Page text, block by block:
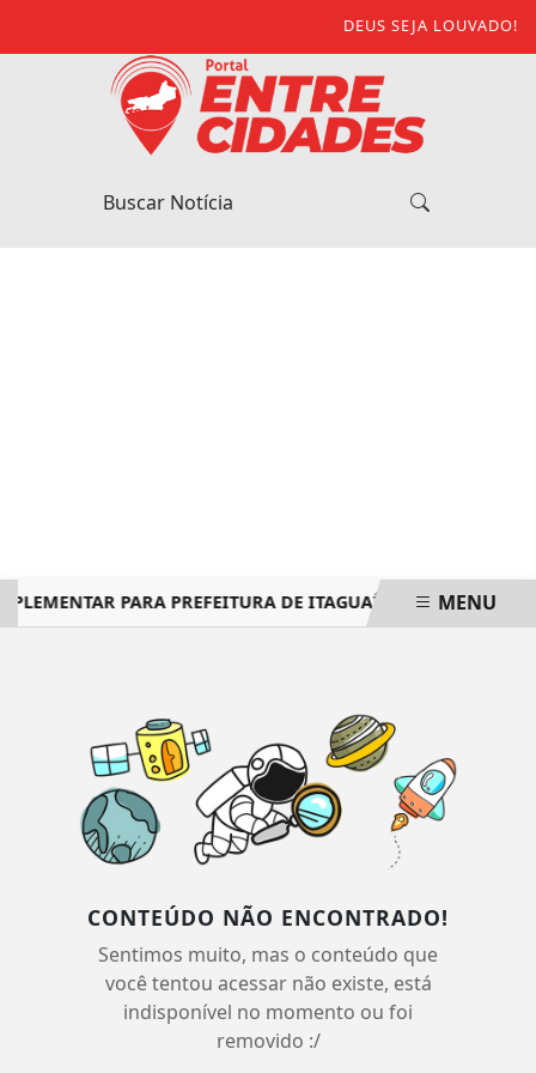
DEUS SEJA LOUVADO!
PARA PREFEITURA DE ITAGUAÍ SERÁ EM 25 DE
MENU
CONTEÚDO NÃO ENCONTRADO!
Sentimos muito, mas o conteúdo que
você tentou acessar não existe, está
indisponível no momento ou foi
removido :/